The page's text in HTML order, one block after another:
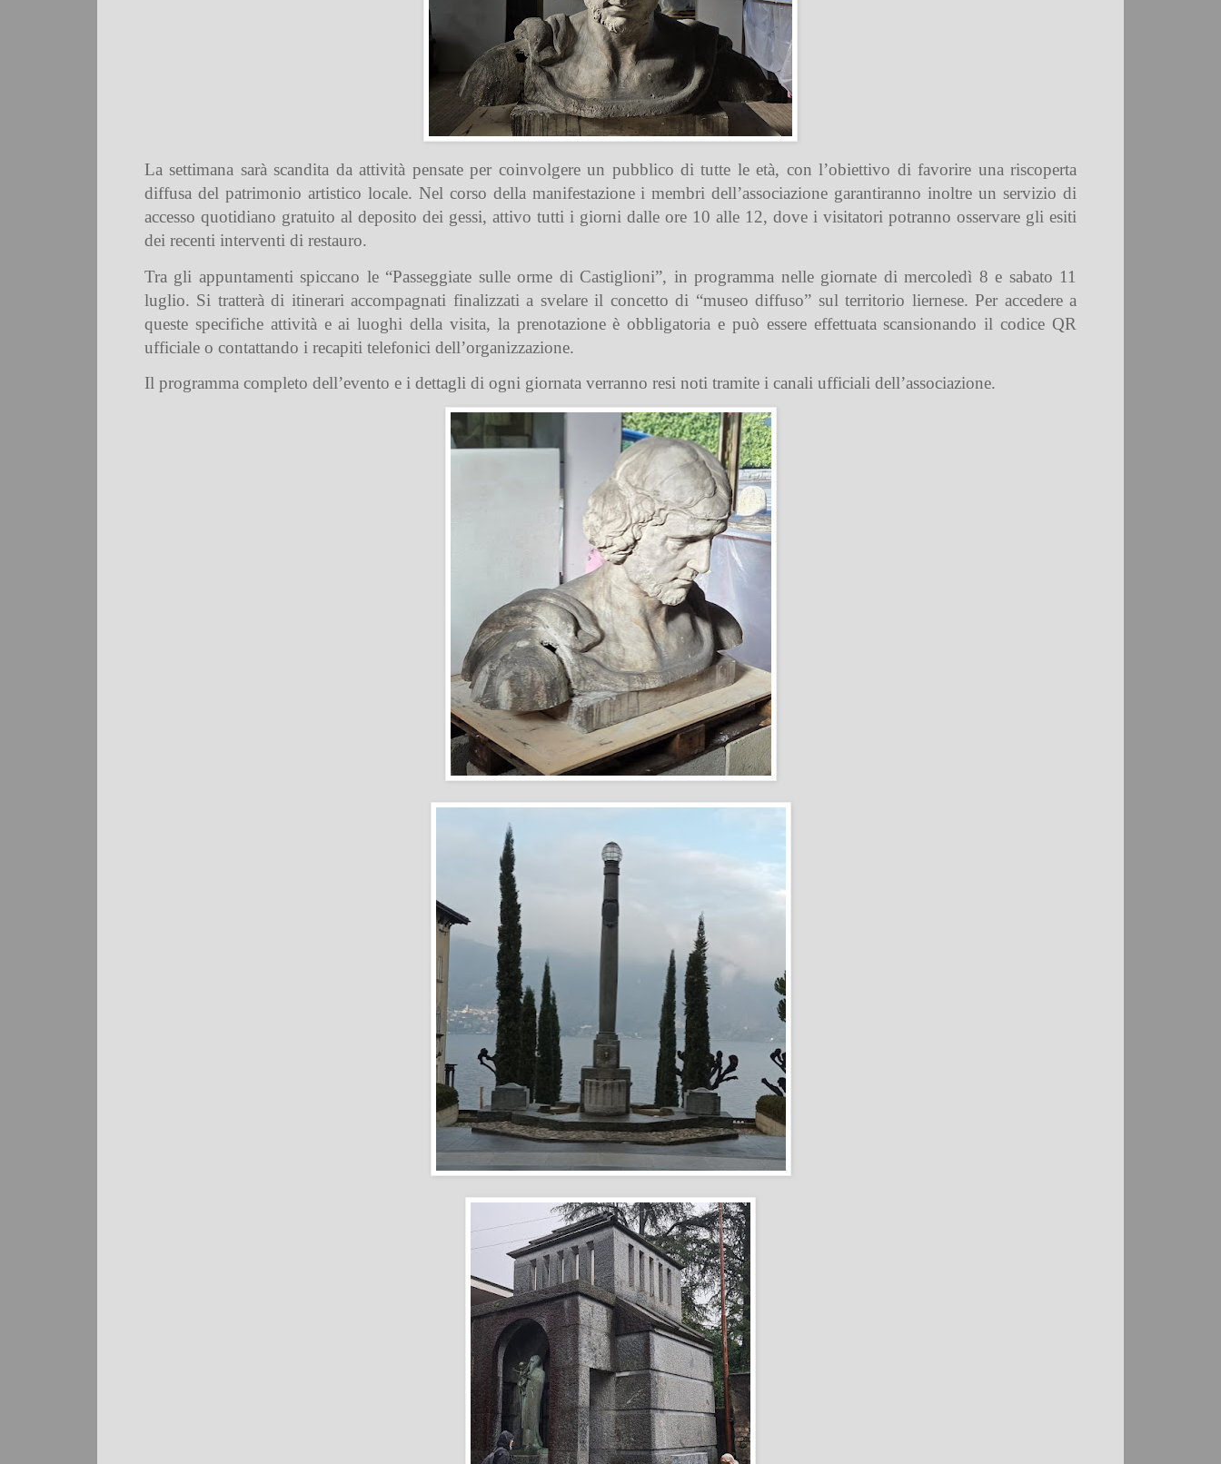
La settimana sarà scandita da attività pensate per coinvolgere un pubblico di tutte le età, con l’obiettivo di favorire una riscoperta
diffusa del patrimonio artistico locale. Nel corso della manifestazione i membri dell’associazione garantiranno inoltre un servizio di
accesso quotidiano gratuito al deposito dei gessi, attivo tutti i giorni dalle ore 10 alle 12, dove i visitatori potranno osservare gli esiti
dei recenti interventi di restauro.
Tra gli appuntamenti spiccano le “Passeggiate sulle orme di Castiglioni”, in programma nelle giornate di mercoledì 8 e sabato 11
luglio. Si tratterà di itinerari accompagnati finalizzati a svelare il concetto di “museo diffuso” sul territorio liernese. Per accedere a
queste specifiche attività e ai luoghi della visita, la prenotazione è obbligatoria e può essere effettuata scansionando il codice QR
ufficiale o contattando i recapiti telefonici dell’organizzazione.
Il programma completo dell’evento e i dettagli di ogni giornata verranno resi noti tramite i canali ufficiali dell’associazione.